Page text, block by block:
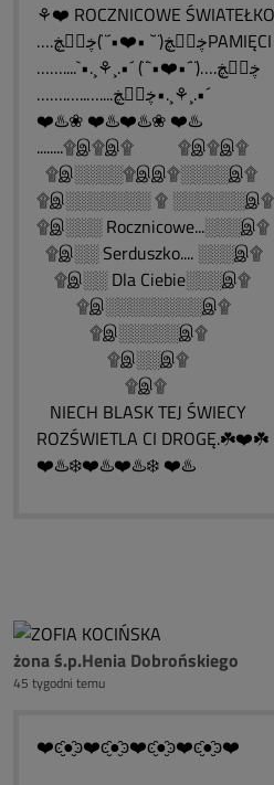
⚘❤️ ROCZNICOWE ŚWIATEŁKO
….ڿڰۣڿ(¨` •❤️•´¨)ڿڰۣڿPAMIĘCI
……....`•.¸⚘¸.•´ (¨`•❤️•´¨)….ڿڰۣڿ
…….…..…....ڿڰۣڿ•.¸⚘¸.•´
❤️♨️❀ ❤️♨️❤️♨️❀ ❤️♨️
........۩இ۩இ۩ ۩இ۩இ۩
۩இ░░░░۩இஇ۩░░░░இ۩
۩இ░░░░░░░ ۩ ░░░░░░இ۩
۩இ░░░ Rocznicowe...░░░இ۩
۩இ░░ Serduszko.... ░░░இ۩
۩இ░░ Dla Ciebie░░░இ۩
۩இ░░░░░░░░இ۩
۩இ░░░░░இ۩
۩இ░░இ۩
۩இ۩
NIECH BLASK TEJ ŚWIECY
ROZŚWIETLA CI DROGĘ.☘️❤️☘️
❤️♨️❄️❤️♨️❤️♨️❄️ ❤️♨️
żona ś.p.Henia Dobrońskiego
45 tygodni temu
❤️ͼ̮̑●̮̑ͽ❤️ͼ̮̑●̮̑ͽ❤️ͼ̮̑●̮̑ͽ❤️ͼ̮̑●̮̑ͽ❤️